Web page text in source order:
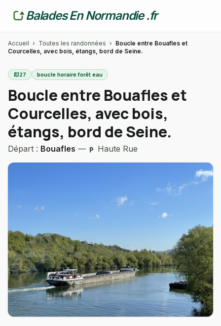
Balades En Normandie .fr
Accueil › Toutes les randonnées › Boucle entre Bouafles et
Courcelles, avec bois, étangs, bord de Seine.
map27 boucle horaire forêt eau
Boucle entre Bouafles et
Courcelles, avec bois,
étangs, bord de Seine.
Départ : Bouafles — local_parking Haute Rue